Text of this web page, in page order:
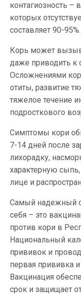
контагиозность –
которых
составляет 90-95%.
Корь может
даже приводить к
Осложнениями
отиты, развитие
тяжелое течение
подросткового
Симптомы кори
7-14 дней после
лихорадку,
характерную
лице и
Самый надежный
себя – это
против кори в
Национальный
прививок и
первая прививка
Вакцинация
срок и защищает